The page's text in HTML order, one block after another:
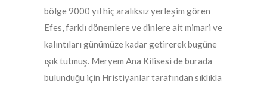
bölge 9000 yıl hiç aralıksız yerleşim gören
Efes, farklı dönemlere ve dinlere ait mimari ve
kalıntıları günümüze kadar getirerek bugüne
ışık tutmuş. Meryem Ana Kilisesi de burada
bulunduğu için Hristiyanlar tarafından sıklıkla